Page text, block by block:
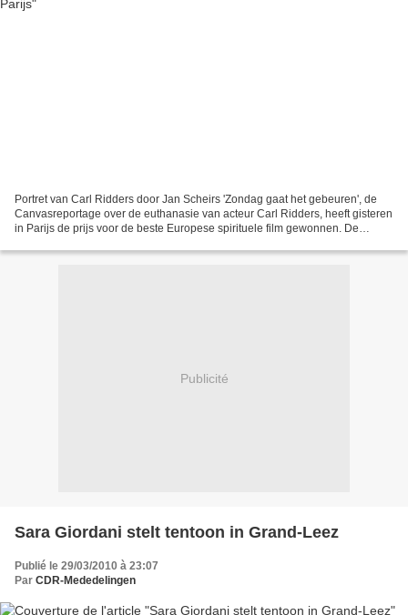
Portret van Carl Ridders door Jan Scheirs 'Zondag gaat het gebeuren', de
Canvasreportage over de euthanasie van acteur Carl Ridders, heeft gisteren
in Parijs de prijs voor de beste Europese spirituele film gewonnen. De
Publicité
Sara Giordani stelt tentoon in Grand-Leez
Publié le 29/03/2010 à 23:07
Par CDR-Mededelingen